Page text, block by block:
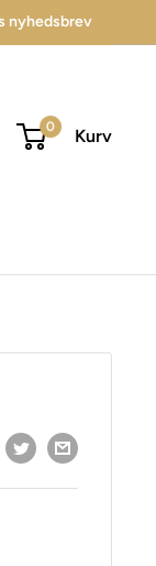
nyhedsbrev
0 Kurv